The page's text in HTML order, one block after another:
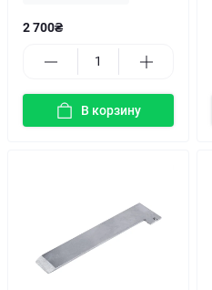
2 700₴
В корзину